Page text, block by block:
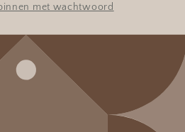
met wachtwoord